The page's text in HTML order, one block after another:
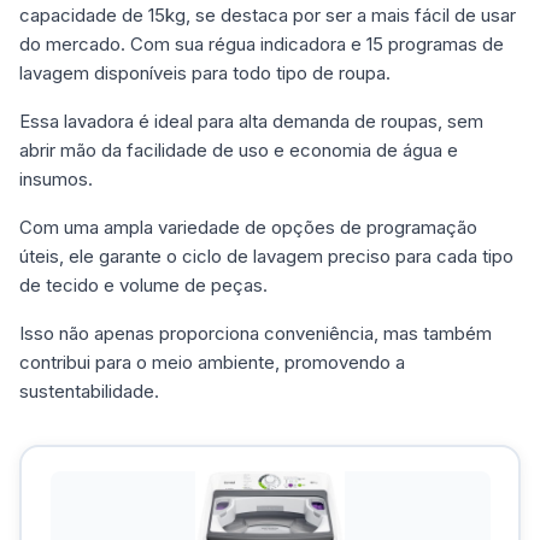
capacidade de 15kg, se destaca por ser a mais fácil de usar
do mercado. Com sua régua indicadora e 15 programas de
lavagem disponíveis para todo tipo de roupa.
Essa lavadora é ideal para alta demanda de roupas, sem
abrir mão da facilidade de uso e economia de água e
insumos.
Com uma ampla variedade de opções de programação
úteis, ele garante o ciclo de lavagem preciso para cada tipo
de tecido e volume de peças.
Isso não apenas proporciona conveniência, mas também
contribui para o meio ambiente, promovendo a
sustentabilidade.